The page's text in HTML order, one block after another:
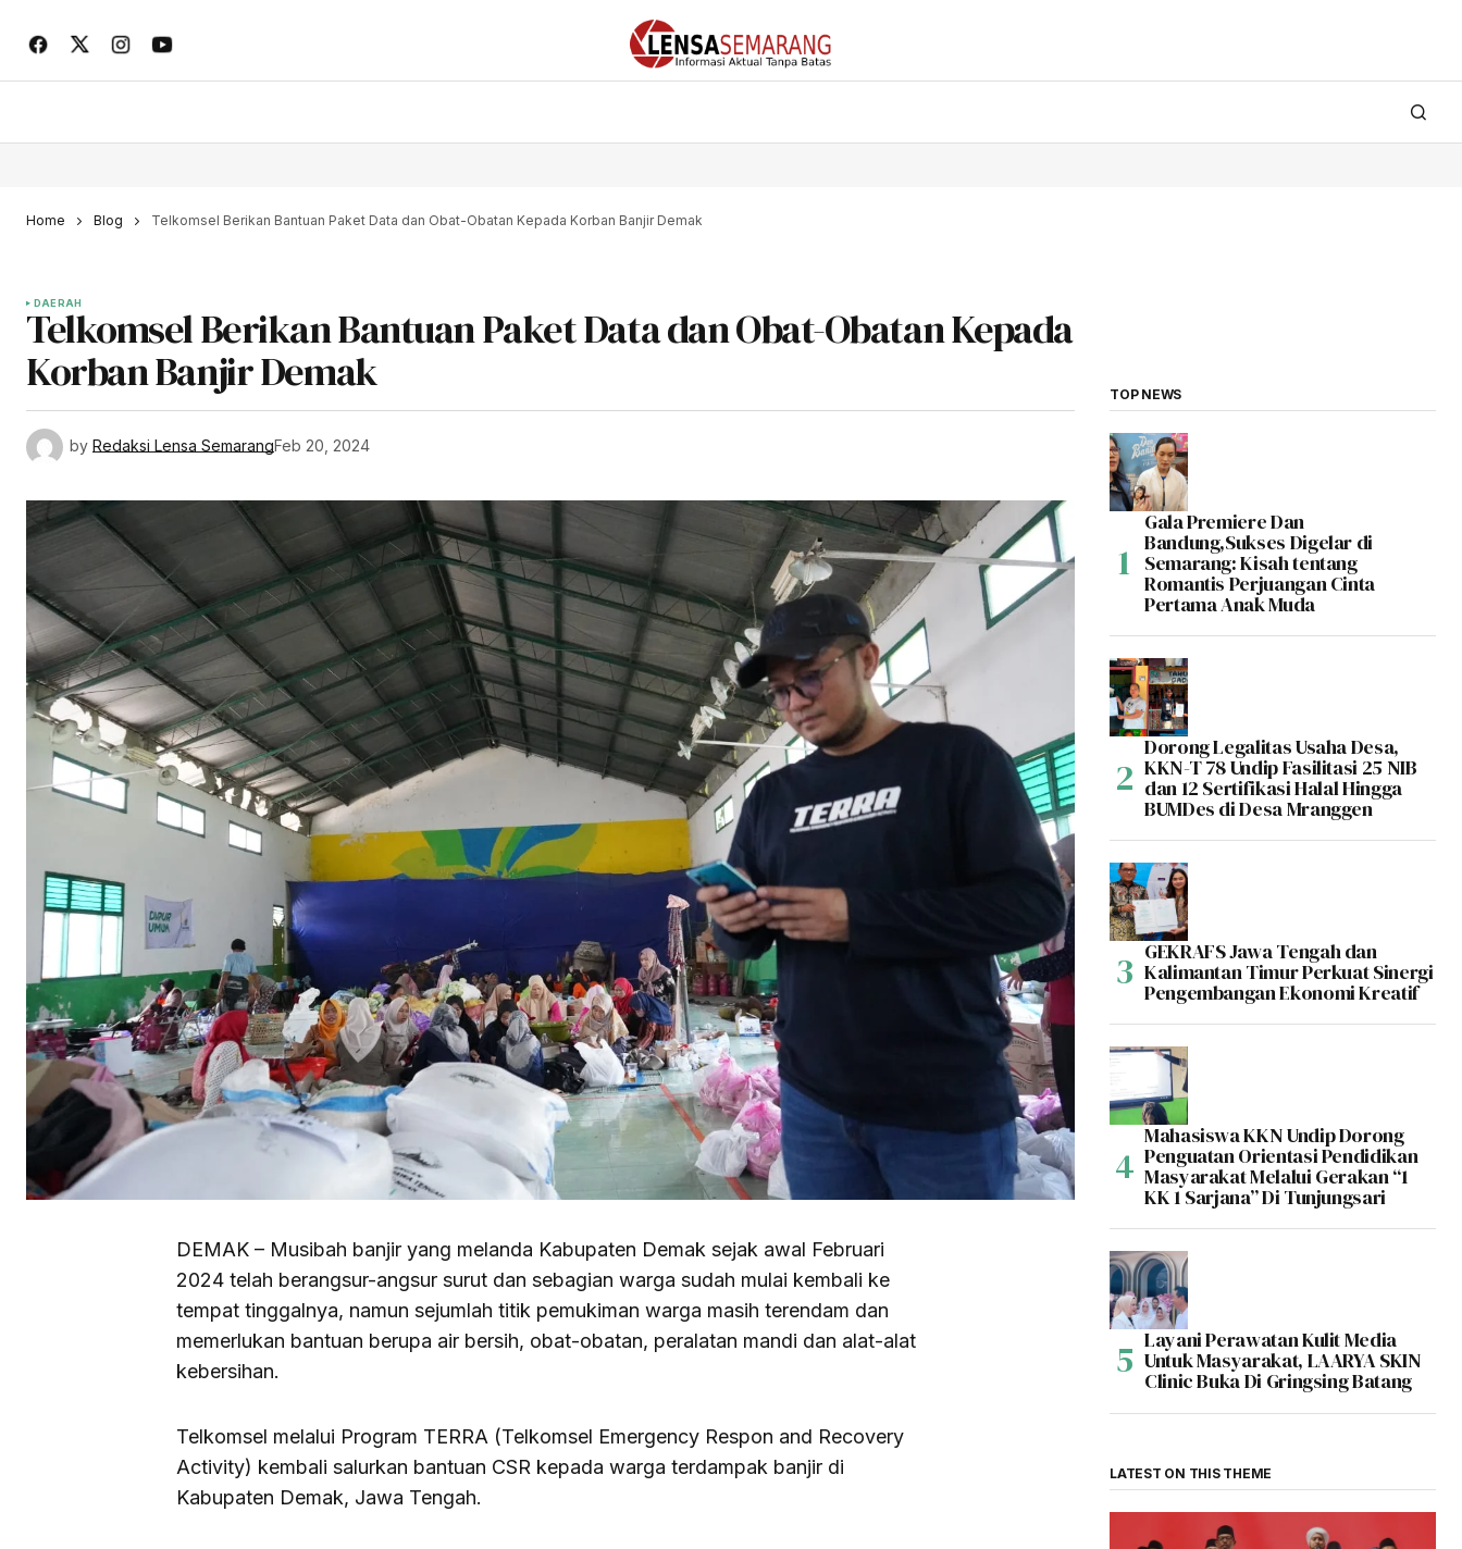
Home Blog Telkomsel Berikan Bantuan Paket Data dan Obat-Obatan Kepada Korban Banjir Demak
DAERAH
Telkomsel Berikan Bantuan Paket Data dan Obat-Obatan Kepada
Korban Banjir Demak
by Redaksi Lensa SemarangFeb 20, 2024
DEMAK – Musibah banjir yang melanda Kabupaten Demak sejak awal Februari
2024 telah berangsur-angsur surut dan sebagian warga sudah mulai kembali ke
tempat tinggalnya, namun sejumlah titik pemukiman warga masih terendam dan
memerlukan bantuan berupa air bersih, obat-obatan, peralatan mandi dan alat-alat
kebersihan.
Telkomsel melalui Program TERRA (Telkomsel Emergency Respon and Recovery
Activity) kembali salurkan bantuan CSR kepada warga terdampak banjir di
Kabupaten Demak, Jawa Tengah.
TOP NEWS
Gala Premiere Dan
Bandung,Sukses Digelar di
Semarang: Kisah tentang
Romantis Perjuangan Cinta
Pertama Anak Muda
Dorong Legalitas Usaha Desa,
KKN-T 78 Undip Fasilitasi 25 NIB
dan 12 Sertifikasi Halal Hingga
BUMDes di Desa Mranggen
GEKRAFS Jawa Tengah dan
Kalimantan Timur Perkuat Sinergi
Pengembangan Ekonomi Kreatif
Mahasiswa KKN Undip Dorong
Penguatan Orientasi Pendidikan
Masyarakat Melalui Gerakan “1
KK 1 Sarjana” Di Tunjungsari
Layani Perawatan Kulit Media
Untuk Masyarakat, LAARYA SKIN
Clinic Buka Di Gringsing Batang
LATEST ON THIS THEME